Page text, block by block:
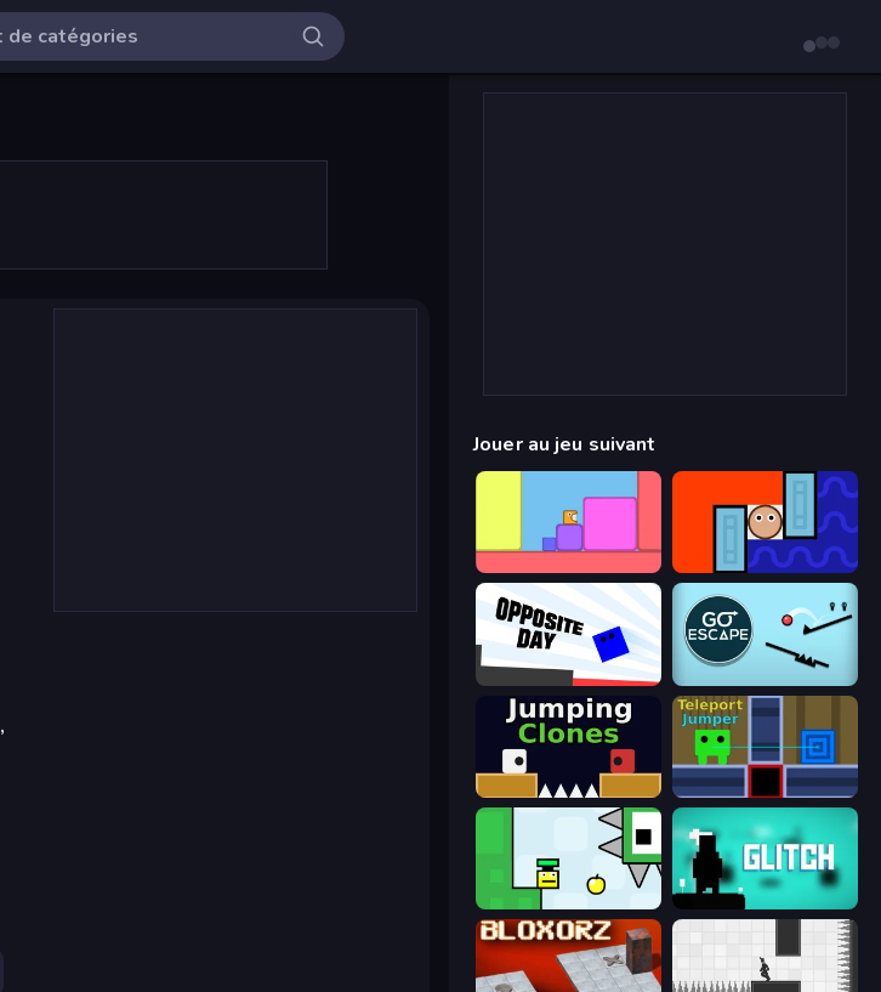
Jouer au jeu suivant
Lava and Aqua
Opposite Day
Jumping Clones Teleport Jumper